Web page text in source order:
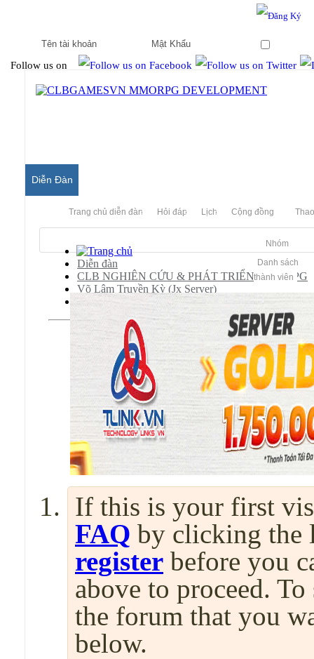
Follow us on
Diễn Đàn
Trang chủ diễn đàn Hỏi đáp Lịch Cộng đồng
Nhóm
Danh sách
thành viên
Diễn đàn
CLB NGHIÊN CỨU & PHÁT TRIỂN MMORPG
Võ Lâm Truyền Kỳ (Jx Server)
[JX]
Share Server Võ Lâm Ngạo Tuyết (Dev
If this is your first
FAQ by clicking the
register before you
above to proceed.
the forum that you
below.